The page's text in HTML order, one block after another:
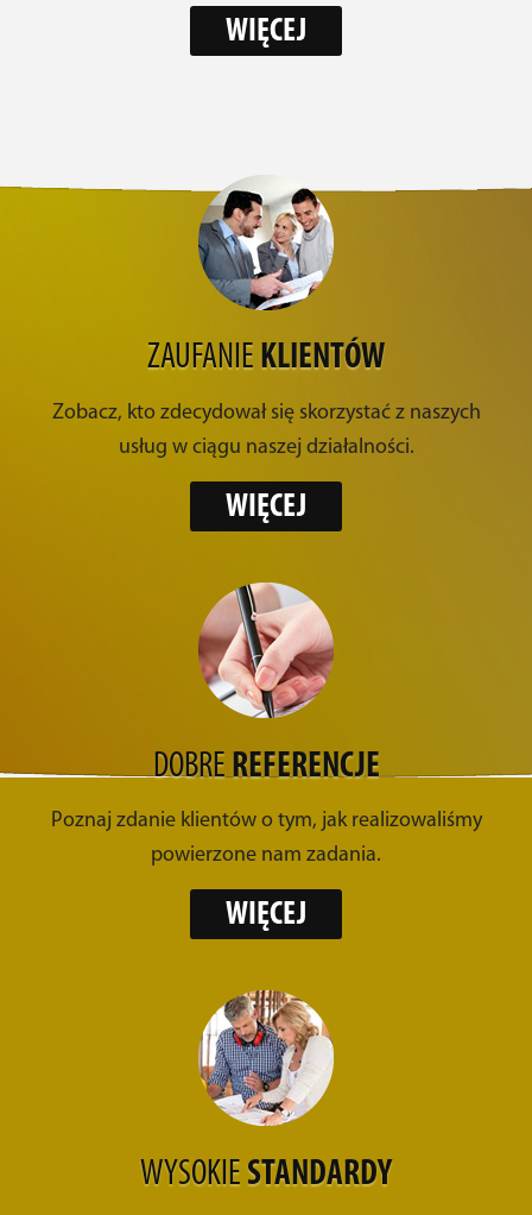
WIĘCEJ
ZAUFANIE KLIENTÓW
Zobacz, kto zdecydował się skorzystać z naszych
usług w ciągu naszej działalności.
WIĘCEJ
DOBREREFERENCJE
Poznaj zdanie klientów o tym, jak realizowaliśmy
powierzone nam zadania.
WIĘCEJ
WYSOKIESTANDARDY